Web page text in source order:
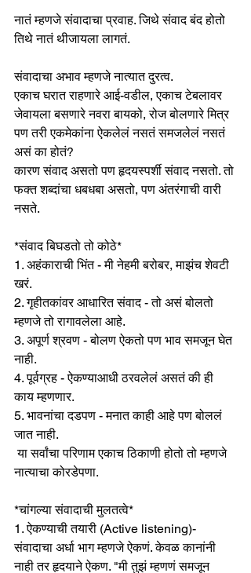
नातं म्हणजे संवादाचा प्रवाह. जिथे संवाद बंद होतो
तिथे नातं थीजायला लागतं.
संवादाचा अभाव म्हणजे नात्यात दुरत्व.
एकाच घरात राहणारे आई-वडील, एकाच टेबलावर
जेवायला बसणारे नवरा बायको, रोज बोलणारे मित्र
पण तरी एकमेकांना ऐकलेलं नसतं समजलेलं नसतं
असं का होतं?
कारण संवाद असतो पण हृदयस्पर्शी संवाद नसतो. तो
फक्त शब्दांचा धबधबा असतो, पण अंतरंगाची वारी
नसते.
*संवाद बिघडतो तो कोठे*
1. अहंकाराची भिंत - मी नेहमी बरोबर, माझंच शेवटी
खरं.
2. गृहीतकांवर आधारित संवाद - तो असं बोलतो
म्हणजे तो रागावलेला आहे.
3. अपूर्ण श्रवण - बोलण ऐकतो पण भाव समजून घेत
नाही.
4. पूर्वग्रह - ऐकण्याआधी ठरवलेलं असतं की ही
काय म्हणणार.
5. भावनांचा दडपण - मनात काही आहे पण बोललं
जात नाही.
या सर्वांचा परिणाम एकाच ठिकाणी होतो तो म्हणजे
नात्याचा कोरडेपणा.
*चांगल्या संवादाची मुलतत्वे*
1. ऐकण्याची तयारी (Active listening)-
संवादाचा अर्धा भाग म्हणजे ऐकणं. केवळ कानांनी
नाही तर हृदयाने ऐकण. "मी तुझं म्हणणं समजून